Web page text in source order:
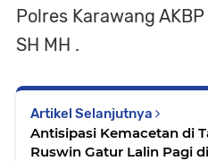
Polres Karawang
SH MH .
Artikel Selanjutnya
Antisipasi Kemacetan di
Ruswin Gatur Lalin Pagi